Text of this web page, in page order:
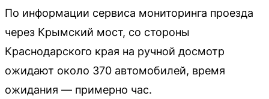
По информации сервиса мониторинга проезда
через Крымский мост, со стороны
Краснодарского края на ручной досмотр
ожидают около 370 автомобилей, время
ожидания — примерно час.